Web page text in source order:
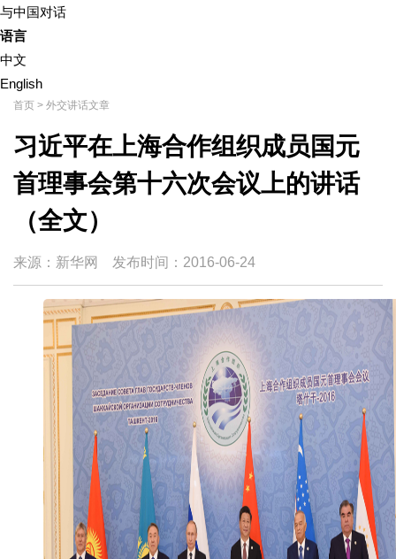
与中国对话
语言
中文
English
首页 > 外交讲话文章
习近平在上海合作组织成员国元
首理事会第十六次会议上的讲话
（全文）
来源：新华网 发布时间： 2016-06-24